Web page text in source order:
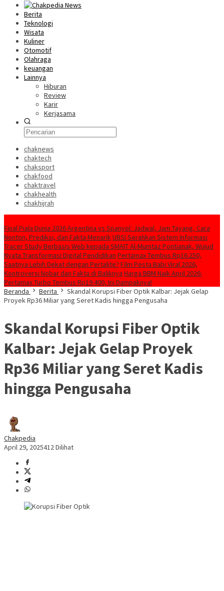
Berita
Teknologi
Wisata
Kuliner
Otomotif
Olahraga
keuangan
Lainnya
Hiburan
Review
Karir
Kerjasama
chaknews
chaktech
chaksport
chakfood
chaktravel
chakhealth
chakhijrah
Final Piala Dunia 2026 Argentina vs Spanyol: Jadwal, Jam Tayang, Cara
Nonton, Prediksi, dan Fakta MenarikUBSI Serahkan Sistem Informasi
Tracer Study Berbasis Web kepada SMAIT Al-Mumtaz Pontianak, Wujud
Nyata Transformasi Digital Pendidikan Pertamax Tembus Rp16.250,
Saatnya Lebih Dekat dengan Pertalite? Film Pesta Babi Viral 2026,
Kontroversi Nobar dan Fakta di Baliknya Harga BBM Naik April 2026:
Pertamax Turbo Tembus Rp19.400, Ini Dampaknya!
Beranda
Berita
Skandal Korupsi Fiber Optik Kalbar: Jejak Gelap
Proyek Rp36 Miliar yang Seret Kadis hingga Pengusaha
Skandal Korupsi Fiber Optik
Kalbar: Jejak Gelap Proyek
Rp36 Miliar yang Seret Kadis
hingga Pengusaha
Chakpedia
April 29, 2025412 Dilihat